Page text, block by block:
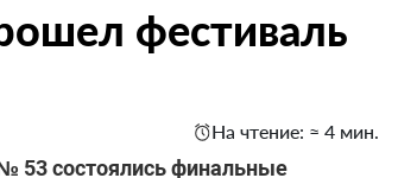
фестиваль
На чтение: ≈ 4 мин.
53 состоялись финальные